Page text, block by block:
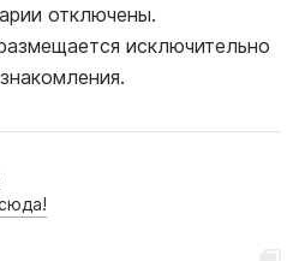
отключены.
исключительно